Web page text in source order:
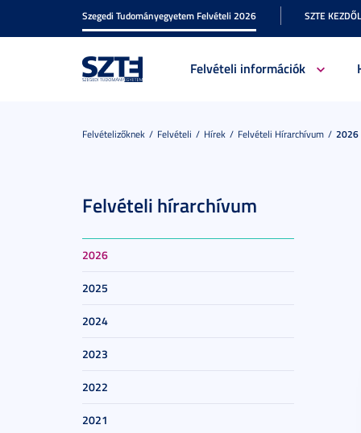
Szegedi Tudományegyetem Felvételi 2026 SZTE
Felvételi információk
Felvételizőknek Felvételi Hírek Felvételi Hírarchívum 2026
Felvételi hírarchívum
2026
2025
2024
2023
2022
2021